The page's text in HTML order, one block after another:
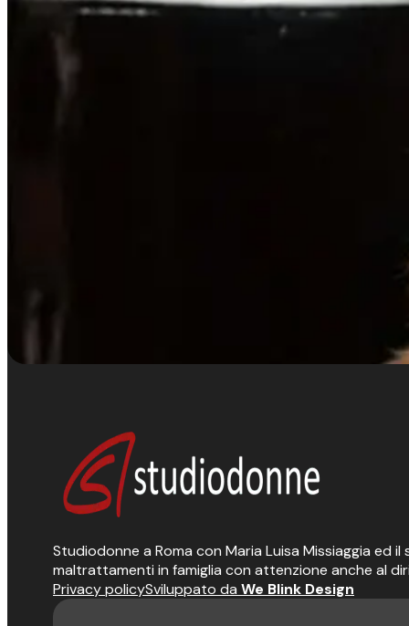
Studiodonne a Roma con Maria Luisa Missiaggia ed
maltrattamenti in famiglia con attenzione anche al
Privacy policySviluppato da We Blink Design